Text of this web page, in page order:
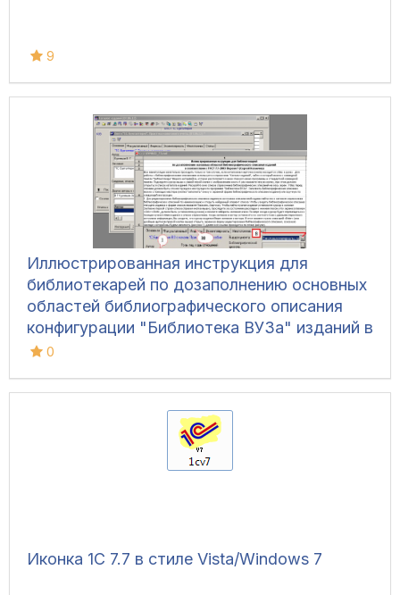
9
Иллюстрированная инструкция для
библиотекарей по дозаполнению основных
областей библиографического описания
конфигурации "Библиотека ВУЗа" изданий в
соответствии с ГОСТ 7.1-2003 и распечатке
параметров страницы.
0
Иконка 1С 7.7 в стиле Vista/Windows 7